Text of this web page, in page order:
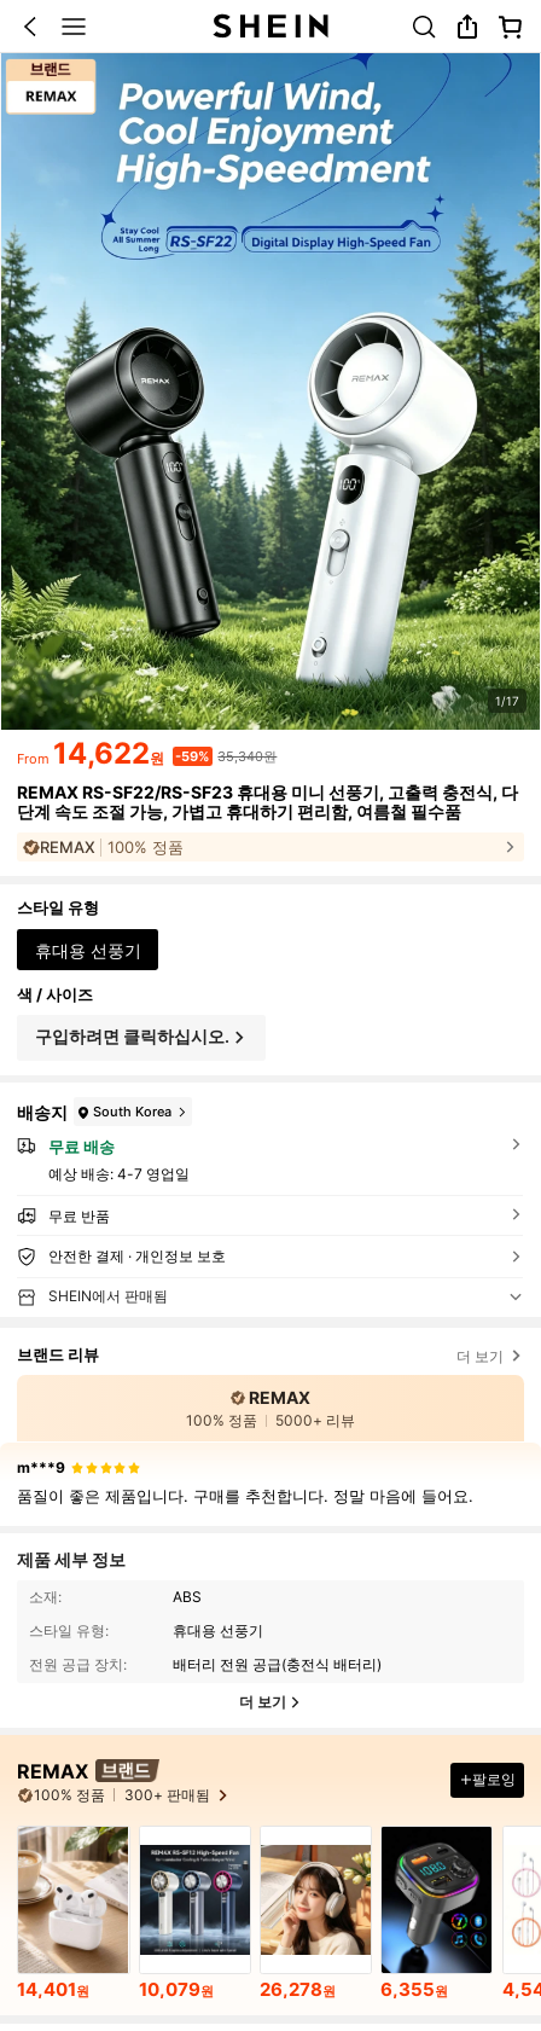
1/17
From 14,622원 -59% 35,340원
REMAX RS-SF22/RS-SF23 휴대용 미니 선풍기, 고출력 충전식, 다
단계 속도 조절 가능, 가볍고 휴대하기 편리함, 여름철 필수품
REMAX 100% 정품
스타일 유형
휴대용 선풍기
색 / 사이즈
구입하려면 클릭하십시오.
배송지 South Korea
무료 배송
예상 배송: 4-7 영업일
무료 반품
안전한 결제 · 개인정보 보호
SHEIN에서 판매됨
브랜드 리뷰 더 보기
REMAX
100% 정품 5000+ 리뷰
m***9
품질이 좋은 제품입니다. 구매를 추천합니다. 정말 마음에 들어요.
제품 세부 정보
소재:
ABS
스타일 유형:
휴대용 선풍기
전원 공급 장치:
배터리 전원 공급(충전식 배터리)
더 보기
REMAX
100% 정품 300+ 판매됨
팔로잉
14,401원 10,079원 26,278원 6,355원